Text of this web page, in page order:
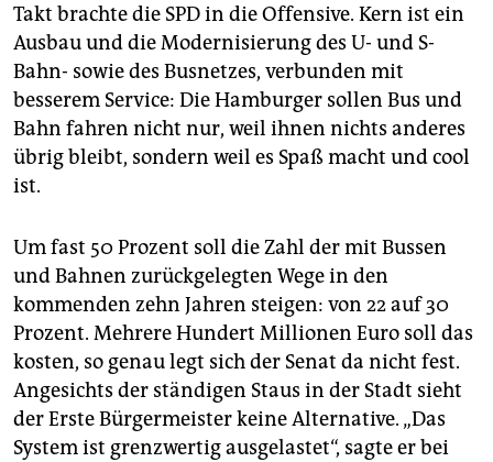
Takt brachte die SPD in die Offensive. Kern ist ein
Ausbau und die Modernisierung des U- und S-
Bahn- sowie des Busnetzes, verbunden mit
besserem Service: Die Hamburger sollen Bus und
Bahn fahren nicht nur, weil ihnen nichts anderes
übrig bleibt, sondern weil es Spaß macht und cool
ist.
Um fast 50 Prozent soll die Zahl der mit Bussen
und Bahnen zurückgelegten Wege in den
kommenden zehn Jahren steigen: von 22 auf 30
Prozent. Mehrere Hundert Millionen Euro soll das
kosten, so genau legt sich der Senat da nicht fest.
Angesichts der ständigen Staus in der Stadt sieht
der Erste Bürgermeister keine Alternative. „Das
System ist grenzwertig ausgelastet“, sagte er bei